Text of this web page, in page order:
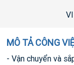
MÔ TẢ CÔNG
- Vận chuyển và